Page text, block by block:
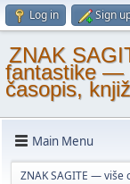
Log in Sign
ZNAK
fantastike —
časopis,
Main Menu
ZNAK SAGITE —